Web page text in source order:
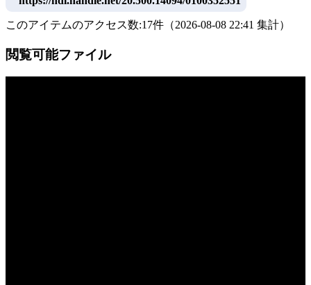
このアイテムのアクセス数:17件 （2026-08-08 22:41 集計）
閲覧可能ファイル